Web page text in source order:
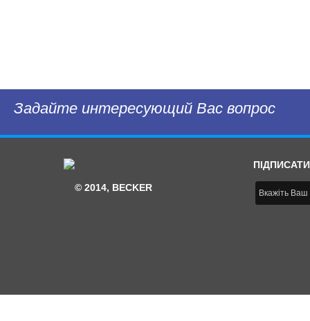
Задайте интересующий Вас вопрос
© 2014, BECKER